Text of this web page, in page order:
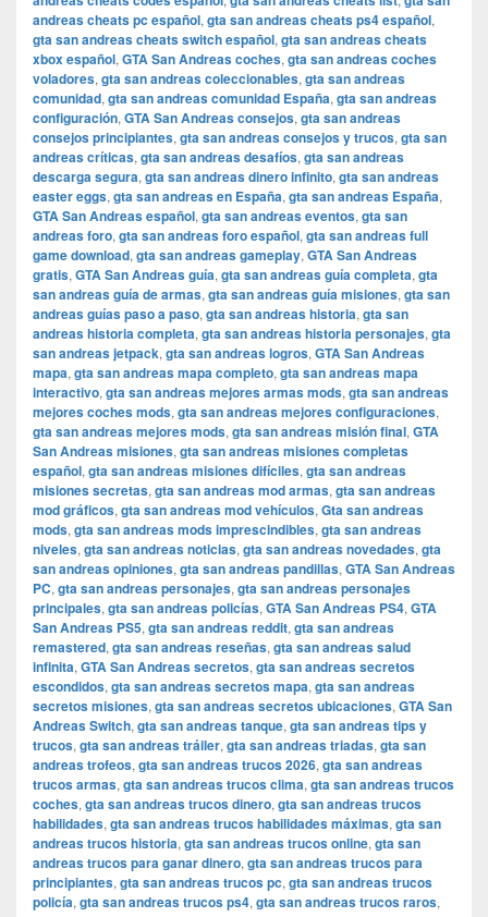
andreas cheats pc español, gta san andreas cheats ps4 español,
gta san andreas cheats switch español, gta san andreas cheats
xbox español, GTA San Andreas coches, gta san andreas coches
voladores, gta san andreas coleccionables, gta san andreas
comunidad, gta san andreas comunidad España, gta san andreas
configuración, GTA San Andreas consejos, gta san andreas
consejos principiantes, gta san andreas consejos y trucos, gta san
andreas críticas, gta san andreas desafíos, gta san andreas
descarga segura, gta san andreas dinero infinito, gta san andreas
easter eggs, gta san andreas en España, gta san andreas España,
GTA San Andreas español, gta san andreas eventos, gta san
andreas foro, gta san andreas foro español, gta san andreas full
game download, gta san andreas gameplay, GTA San Andreas
gratis, GTA San Andreas guía, gta san andreas guía completa, gta
san andreas guía de armas, gta san andreas guía misiones, gta san
andreas guías paso a paso, gta san andreas historia, gta san
andreas historia completa, gta san andreas historia personajes, gta
san andreas jetpack, gta san andreas logros, GTA San Andreas
mapa, gta san andreas mapa completo, gta san andreas mapa
interactivo, gta san andreas mejores armas mods, gta san andreas
mejores coches mods, gta san andreas mejores configuraciones,
gta san andreas mejores mods, gta san andreas misión final, GTA
San Andreas misiones, gta san andreas misiones completas
español, gta san andreas misiones difíciles, gta san andreas
misiones secretas, gta san andreas mod armas, gta san andreas
mod gráficos, gta san andreas mod vehículos, Gta san andreas
mods, gta san andreas mods imprescindibles, gta san andreas
niveles, gta san andreas noticias, gta san andreas novedades, gta
san andreas opiniones, gta san andreas pandillas, GTA San Andreas
PC, gta san andreas personajes, gta san andreas personajes
principales, gta san andreas policías, GTA San Andreas PS4, GTA
San Andreas PS5, gta san andreas reddit, gta san andreas
remastered, gta san andreas reseñas, gta san andreas salud
infinita, GTA San Andreas secretos, gta san andreas secretos
escondidos, gta san andreas secretos mapa, gta san andreas
secretos misiones, gta san andreas secretos ubicaciones, GTA San
Andreas Switch, gta san andreas tanque, gta san andreas tips y
trucos, gta san andreas tráiler, gta san andreas triadas, gta san
andreas trofeos, gta san andreas trucos 2026, gta san andreas
trucos armas, gta san andreas trucos clima, gta san andreas trucos
coches, gta san andreas trucos dinero, gta san andreas trucos
habilidades, gta san andreas trucos habilidades máximas, gta san
andreas trucos historia, gta san andreas trucos online, gta san
andreas trucos para ganar dinero, gta san andreas trucos para
principiantes, gta san andreas trucos pc, gta san andreas trucos
policía, gta san andreas trucos ps4, gta san andreas trucos raros,